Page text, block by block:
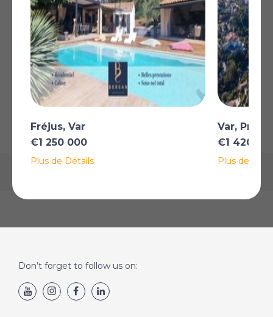
méditerrannée.
Plus
AFFICHER SUR LA CARTE
La carte peut ne pas indiquer l'emplacement exact
Fréjus, Var
€1 250 000
Plus de Détails
Var,
€1 420
Plus de
Don’t forget to follow us on: